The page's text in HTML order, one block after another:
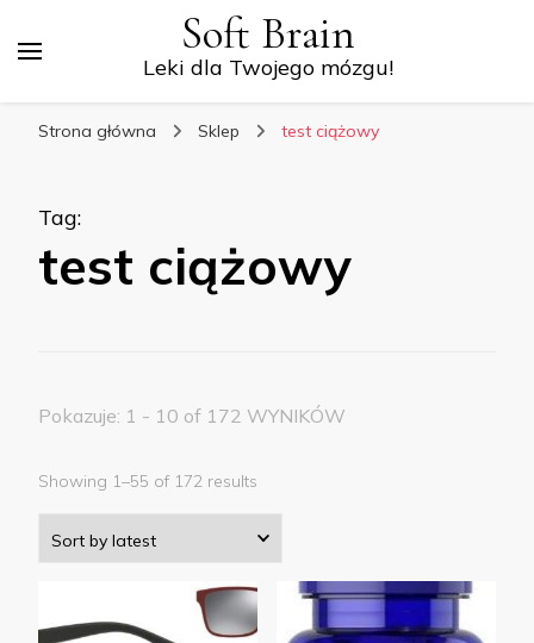
Soft Brain
Leki dla Twojego mózgu!
Strona główna Sklep test ciążowy
Tag:
test ciążowy
Pokazuje: 1 - 10 of 172 WYNIKÓW
Showing 1–55 of 172 results